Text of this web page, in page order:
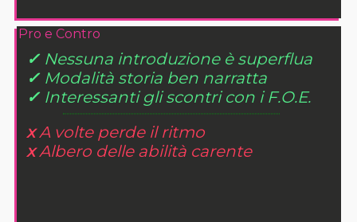
Pro e Contro
✓ Nessuna introduzione è superflua
✓ Modalità storia ben narratta
✓ Interessanti gli scontri con i F.O.E.
xA volte perde il ritmo
xAlbero delle abilità carente